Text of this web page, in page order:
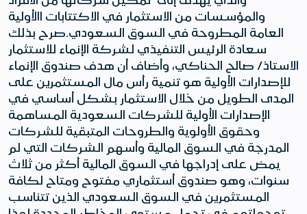
والمؤسسات من الاستثمار في الاكتتابات االأولية
العامة المطروحة في السوق السعودي.صرح بذلك
سعادة الرئيس التنفيذي لشركة الإنماء للاستثمار
الاستاذ/ صالح الحناكي، وأضاف أن هدف صندوق الإنماء
للإصدارات الأولية هو تنمية رأس مال المستثمرين على
المدى الطويل من خلال الاستثمار بشكل أساسي في
الإصدارات الأولية للشركات السعودية المساهمة
وحقوق الأولوية والطروحات المتبقية للشركات
المدرجة في السوق المالية وأسهم الشركات التي لم
يمض على إدراجها في السوق المالية أكثر من ثلاث
سنوات، وهو صندوق أستثماري مفتوح ومتاح لكافة
المستثمرين في السوق السعودي الذين تتناسب